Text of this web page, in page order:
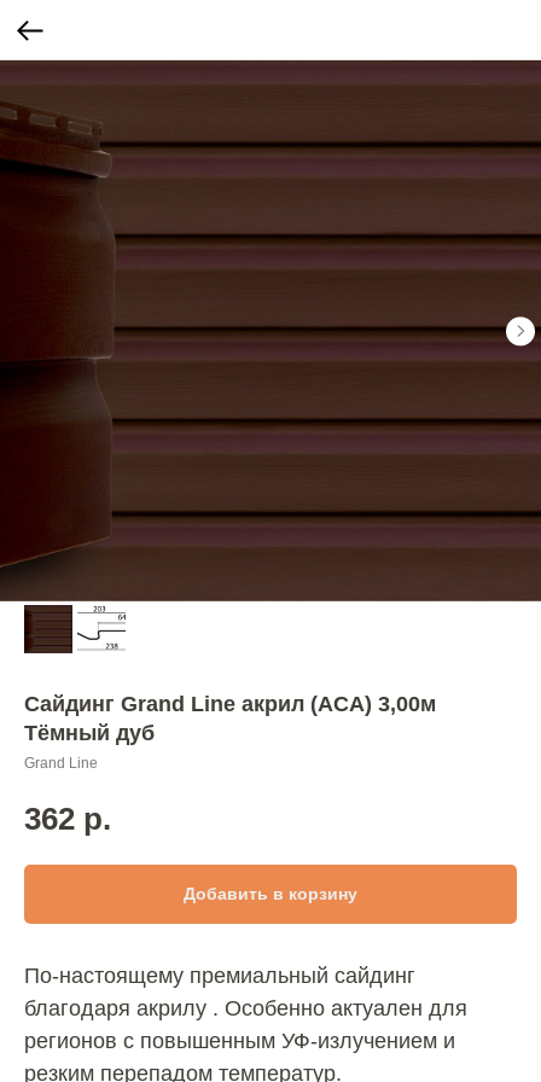
Сайдинг Grand Line акрил (АСА) 3,00м
Тёмный дуб
Grand Line
362 р.
Добавить в корзину
По-настоящему премиальный сайдинг
благодаря акрилу . Особенно актуален для
регионов с повышенным УФ-излучением и
резким перепадом температур.